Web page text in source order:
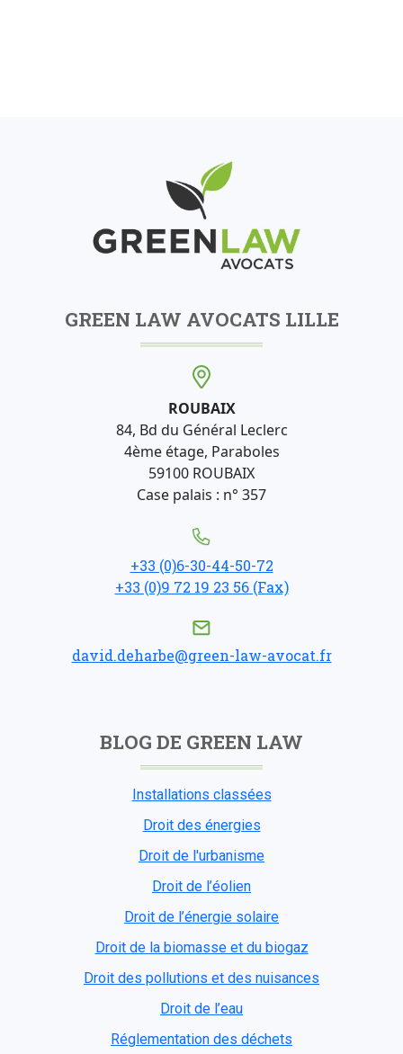
GREEN LAW AVOCATS LILLE
ROUBAIX
84, Bd du Général Leclerc
4ème étage, Paraboles
59100 ROUBAIX
Case palais : n° 357
+33 (0)6-30-44-50-72
+33 (0)9 72 19 23 56 (Fax)
david.deharbe@green-law-avocat.fr
BLOG DE GREEN LAW
Installations classées
Droit des énergies
Droit de l'urbanisme
Droit de l’éolien
Droit de l’énergie solaire
Droit de la biomasse et du biogaz
Droit des pollutions et des nuisances
Droit de l’eau
Réglementation des déchets